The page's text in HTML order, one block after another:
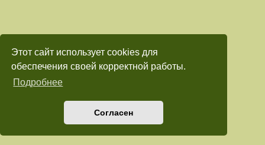
Этот сайт использует cookies для
обеспечения своей корректной работы.
Подробнее
Согласен